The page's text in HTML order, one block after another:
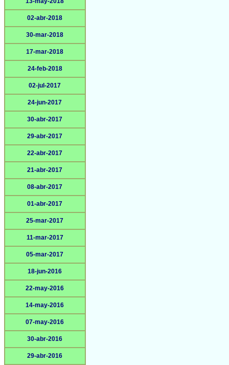
02-abr-2018
30-mar-2018
17-mar-2018
24-feb-2018
02-jul-2017
24-jun-2017
30-abr-2017
29-abr-2017
22-abr-2017
21-abr-2017
08-abr-2017
01-abr-2017
25-mar-2017
11-mar-2017
05-mar-2017
18-jun-2016
22-may-2016
14-may-2016
07-may-2016
30-abr-2016
29-abr-2016